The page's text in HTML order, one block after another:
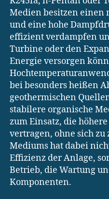
Medien besitzen einen
und eine hohe
effizient verdampfen
Turbine oder den
Energie versorgen
bei besonders heißen
geothermischen
stabilere organische
zum Einsatz, die
vertragen, ohne sich zu
Mediums hat dabei
Effizienz der Anlage,
Betrieb, die Wartung
Komponenten.